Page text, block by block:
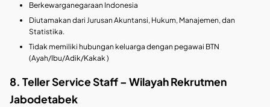
Berkewarganegaraan Indonesia
Diutamakan dari Jurusan Akuntansi, Hukum, Manajemen, dan
Statistika.
Tidak memiliki hubungan keluarga dengan pegawai BTN
(Ayah/Ibu/Adik/Kakak )
8. Teller Service Staff – Wilayah Rekrutmen
Jabodetabek